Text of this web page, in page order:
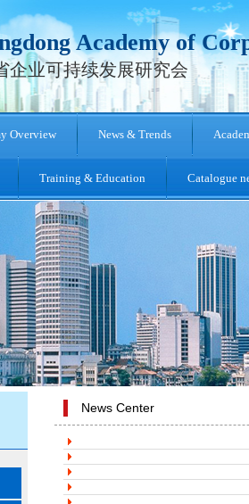
Academy of
企业可持续发展研究会
Overview News & Trends
Training & Education Catalogue
News Center